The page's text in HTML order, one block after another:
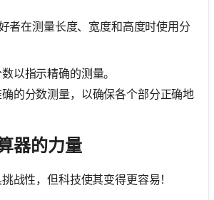
者在测量长度、宽度和高度时使用分
以指示精确的测量。
的分数测量，以确保各个部分正确地
器的力量
战性，但科技使其变得更容易！